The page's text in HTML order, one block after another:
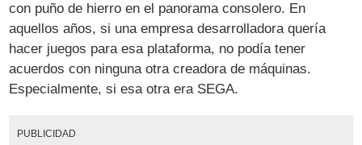
con puño de hierro en el panorama consolero. En
aquellos años, si una empresa desarrolladora quería
hacer juegos para esa plataforma, no podía tener
acuerdos con ninguna otra creadora de máquinas.
Especialmente, si esa otra era SEGA.
PUBLICIDAD